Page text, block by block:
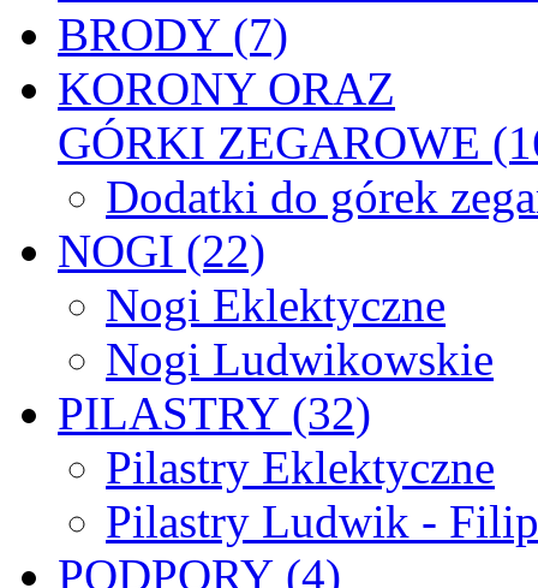
BRODY (7)
KORONY ORAZ
GÓRKI ZEGAROWE
Dodatki do górek
NOGI (22)
Nogi Eklektyczne
Nogi Ludwikowskie
PILASTRY (32)
Pilastry Eklektyczne
Pilastry Ludwik - Filip
PODPORY (4)